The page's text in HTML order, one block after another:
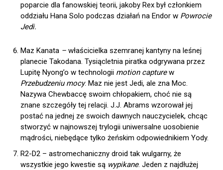
poparcie dla fanowskiej teorii, jakoby Rex był członkiem
oddziału Hana Solo podczas działań na Endor w Powrocie
Jedi.
Maz Kanata – właścicielka szemranej kantyny na leśnej
planecie Takodana. Tysiącletnia piratka odgrywana przez
Lupitę Nyong’o w technologii motion capturew
Przebudzeniu mocy. Maz nie jest Jedi, ale zna Moc.
Nazywa Chewbaccę swoim chłopakiem, choć nie są
znane szczegóły tej relacji. J.J. Abrams wzorował jej
postać na jednej ze swoich dawnych nauczycielek, chcąc
stworzyć w najnowszej trylogii uniwersalne uosobienie
mądrości, niebędące tylko żeńskim odpowiednikiem Yody.
R2-D2 – astromechaniczny droid tak wulgarny, że
wszystkie jego kwestie są wypikane. Jeden z najdłużej